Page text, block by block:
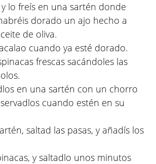
lo freís en una sartén donde
dorado un ajo hecho a
de oliva.
cuando ya esté dorado.
frescas sacándoles las
en una sartén con un chorro
cuando estén en su
saltad las pasas, y añadís los
y saltadlo unos minutos